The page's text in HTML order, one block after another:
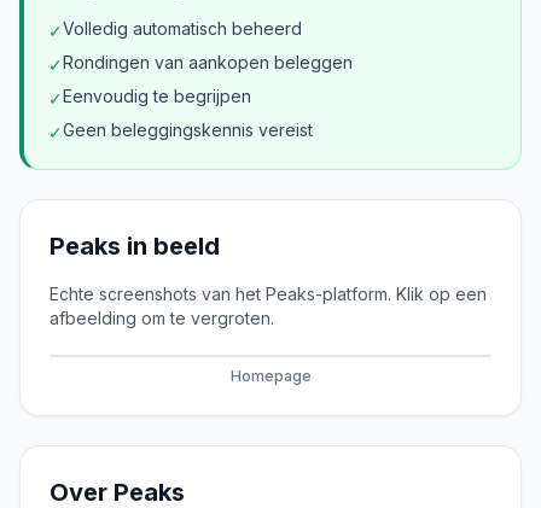
✓Volledig automatisch beheerd
✓Rondingen van aankopen beleggen
✓Eenvoudig te begrijpen
✓Geen beleggingskennis vereist
Peaks in beeld
Echte screenshots van het Peaks-platform. Klik op een
afbeelding om te vergroten.
Homepage
Over Peaks